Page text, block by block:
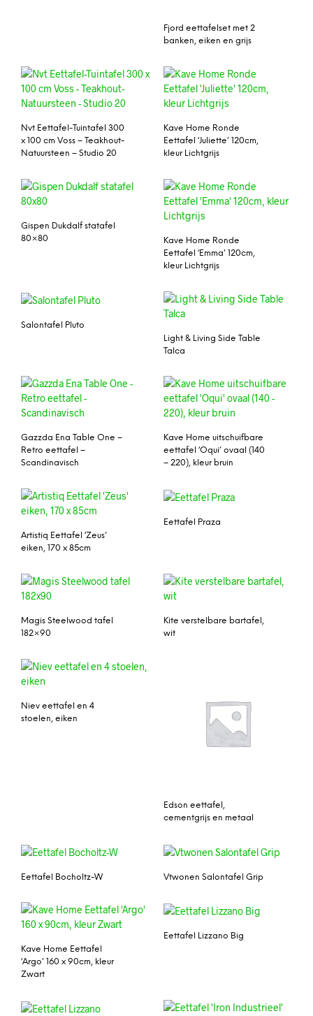
Fjord eettafelset met 2
banken, eiken en grijs
Nvt Eettafel-Tuintafel 300
x 100 cm Voss – Teakhout-
Natuursteen – Studio 20
Kave Home Ronde
Eettafel ‘Juliette’ 120cm,
kleur Lichtgrijs
Gispen Dukdalf statafel
80×80
Kave Home Ronde
Eettafel ‘Emma’ 120cm,
kleur Lichtgrijs
Salontafel Pluto
Light & Living Side Table
Talca
Gazzda Ena Table One –
Retro eettafel –
Scandinavisch
Kave Home uitschuifbare
eettafel ‘Oqui’ ovaal (140
– 220), kleur bruin
Artistiq Eettafel ‘Zeus’
eiken, 170 x 85cm
Eettafel Praza
Magis Steelwood tafel
182×90
Kite verstelbare bartafel,
wit
Niev eettafel en 4
stoelen, eiken
Edson eettafel,
cementgrijs en metaal
Eettafel Bocholtz-W Vtwonen Salontafel Grip
Kave Home Eettafel
‘Argo’ 160 x 90cm, kleur
Zwart
Eettafel Lizzano Big